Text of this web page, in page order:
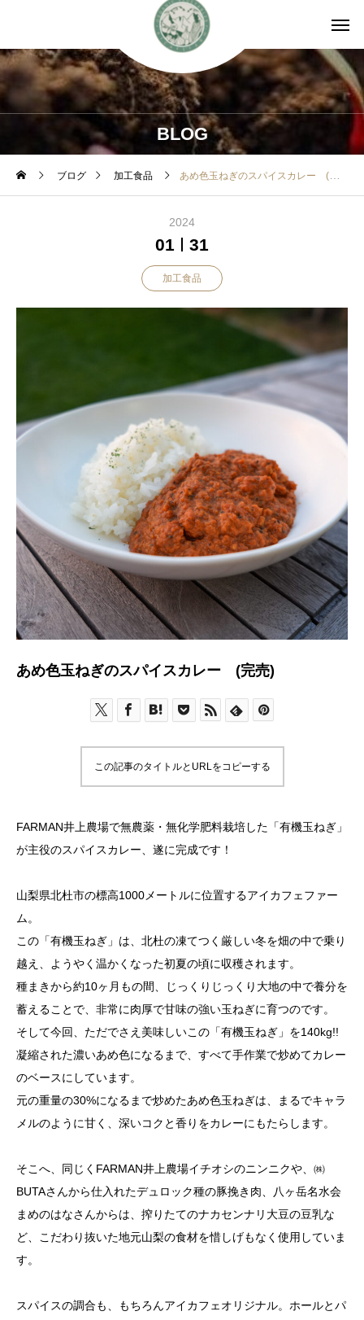
BLOG
ブログ 加工食品 あめ色玉ねぎのスパイスカレー (完売)
2024
01 31
加工食品
あめ色玉ねぎのスパイスカレー (完売)
この記事のタイトルとURLをコピーする
FARMAN井上農場で無農薬・無化学肥料栽培した「有機玉ねぎ」
が主役のスパイスカレー、遂に完成です！
山梨県北杜市の標高1000メートルに位置するアイカフェファー
ム。
この「有機玉ねぎ」は、北杜の凍てつく厳しい冬を畑の中で乗り
越え、ようやく温かくなった初夏の頃に収穫されます。
種まきから約10ヶ月もの間、じっくりじっくり大地の中で養分を
蓄えることで、非常に肉厚で甘味の強い玉ねぎに育つのです。
そして今回、ただでさえ美味しいこの「有機玉ねぎ」を140kg!!
凝縮された濃いあめ色になるまで、すべて手作業で炒めてカレー
のベースにしています。
元の重量の30%になるまで炒めたあめ色玉ねぎは、まるでキャラ
メルのように甘く、深いコクと香りをカレーにもたらします。
そこへ、同じくFARMAN井上農場イチオシのニンニクや、㈱
BUTAさんから仕入れたデュロック種の豚挽き肉、八ヶ岳名水会
まめのはなさんからは、搾りたてのナカセンナリ大豆の豆乳な
ど、こだわり抜いた地元山梨の食材を惜しげもなく使用していま
す。
スパイスの調合も、もちろんアイカフェオリジナル。ホールとパ